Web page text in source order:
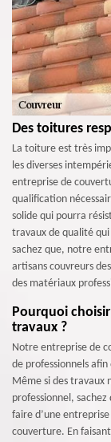
Des toitures
La toiture est très
les diverses
entreprise de
qualification
solide qui pourra
travaux de qualité
sachez que, notre
artisans couvreurs
des matériaux
Pourquoi
travaux ?
Notre entreprise de
de professionnels
Même si des travaux
professionnel,
faire d’une
couverture. En